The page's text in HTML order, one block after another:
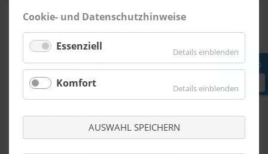
Cookie- und Datenschutzhinweise
Essenziell Details einblenden
Komfort Details einblenden
Komfort
AUSWAHL SPEICHERN
Impressum
Orthopädische Praxis Dr. Schlichting
Christoph Schlichting
Nebbsallee 13
26316 Varel
Telefon: +49 (0) 4451- 80 350 90
info@dr-schlichting.de